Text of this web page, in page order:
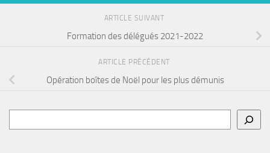
ARTICLE SUIVANT
Formation des délégués 2021-2022
ARTICLE PRÉCÉDENT
Opération boîtes de Noël pour les plus démunis